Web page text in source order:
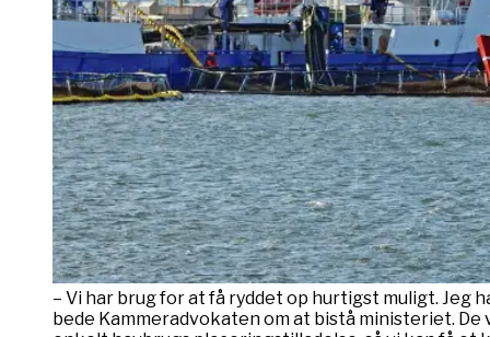
– Vi har brug for at få ryddet op hurtigst muligt. Jeg
bede Kammeradvokaten om at bistå ministeriet. De